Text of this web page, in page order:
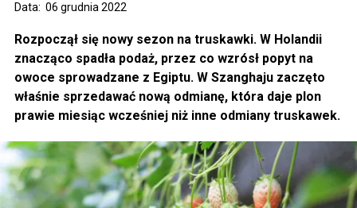
Data: 06 grudnia 2022
Rozpoczął się nowy sezon na truskawki. W Holandii
znacząco spadła podaż, przez co wzrósł popyt na
owoce sprowadzane z Egiptu. W Szanghaju zaczęto
właśnie sprzedawać nową odmianę, która daje plon
prawie miesiąc wcześniej niż inne odmiany truskawek.